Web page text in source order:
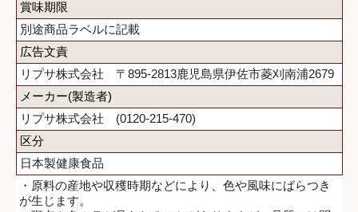
賞味期限
別途商品ラベルに記載
広告文責
リプサ株式会社 〒895-2813鹿児島県伊佐市菱刈南浦2679
メーカー(製造者)
リプサ株式会社 (0120-215-470)
区分
日本製健康食品
・原料の産地や収穫時期などにより、色や風味にばらつき
が生じます。